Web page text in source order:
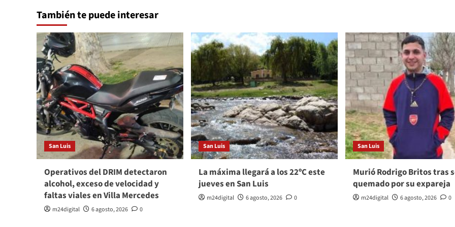
También te puede interesar
San Luis
Operativos del DRIM detectaron
alcohol, exceso de velocidad y
faltas viales en Villa Mercedes
m24digital 6 agosto, 2026 0
San Luis
La máxima llegará a los 22ºC este
jueves en San Luis
m24digital 6 agosto, 2026 0
San Luis
Murió Rodrigo Britos tras
quemado por su expareja
m24digital 6 agosto, 2026 0